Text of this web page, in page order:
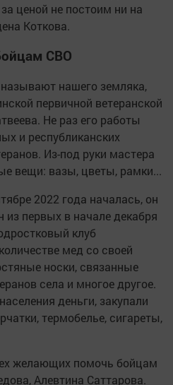
ценой не постоим ни на
Коткова.
СВО
нашего земляка,
первичной ветеранской
Не раз его работы
и республиканских
Из-под руки мастера
вещи: вазы, цветы, рамки...
2022 года началась, он
из первых в начале декабря
клуб
мед со своей
носки, связанные
села и многое другое.
деньги, закупали
термобелье, сигареты,
желающих помочь бойцам
Алевтина Саттарова.